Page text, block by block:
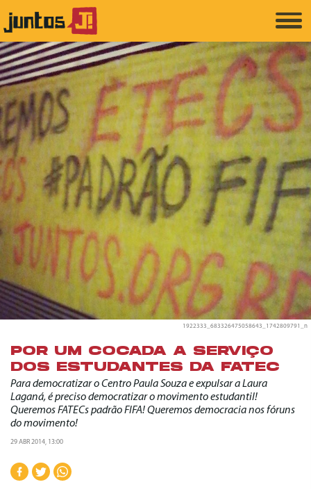
1922333_683326475058643_1742809791_n
POR UM COCADA A SERVIÇO
DOS ESTUDANTES DA FATEC
Para democratizar o Centro Paula Souza e expulsar a Laura
Laganá, é preciso democratizar o movimento estudantil!
Queremos FATECs padrão FIFA! Queremos democracia nos fóruns
do movimento!
29 ABR 2014, 13:00